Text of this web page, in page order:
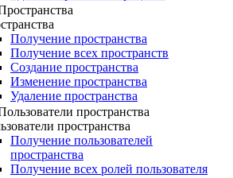
Получение пространства
Получение всех пространств
Создание пространства
Изменение пространства
Удаление пространства
пространства
пространства
Получение пользователей
пространства
Получение всех ролей пользователя